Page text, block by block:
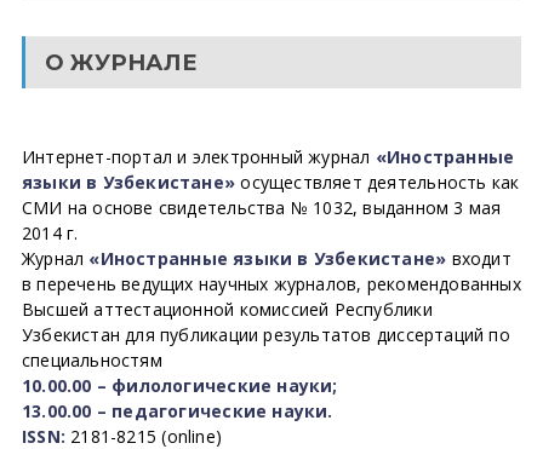
О ЖУРНАЛЕ
Интернет-портал и электронный журнал «Иностранные
языки в Узбекистане» осуществляет деятельность как
СМИ на основе свидетельства № 1032, выданном 3 мая
2014 г.
Журнал «Иностранные языки в Узбекистане» входит
в перечень ведущих научных журналов, рекомендованных
Высшей аттестационной комиссией Республики
Узбекистан для публикации результатов диссертаций по
специальностям
10.00.00 – филологические науки;
13.00.00 – педагогические науки.
ISSN: 2181-8215 (online)